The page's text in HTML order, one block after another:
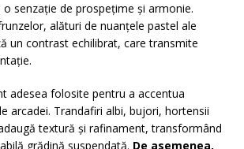
senzație de prospețime și armonie.
alături de nuanțele pastel ale
un contrast echilibrat, care transmite
adesea folosite pentru a accentua
arcadei. Trandafiri albi, bujori, hortensii
textură și rafinament, transformând
grădină suspendată. De asemenea,